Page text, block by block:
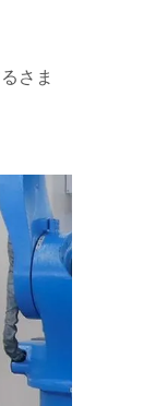
さま